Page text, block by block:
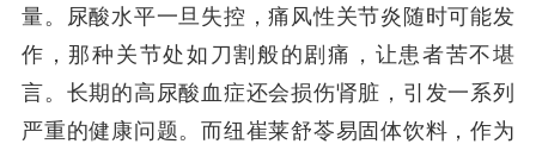
量。尿酸水平一旦失控，痛风性关节炎随时可能发
作，那种关节处如刀割般的剧痛，让患者苦不堪
言。长期的高尿酸血症还会损伤肾脏，引发一系列
严重的健康问题。而纽崔莱舒苓易固体饮料，作为